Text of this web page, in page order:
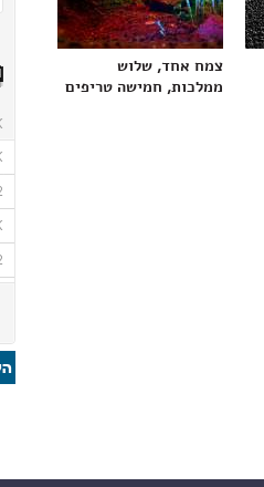
צמח אחד, שלוש
ממלכות, חמישה טריפים